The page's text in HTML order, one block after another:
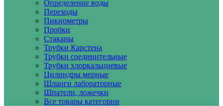
Определение воды
Переходы
Пикнометры
Пробки
Стаканы
Трубки Карстена
Трубки соединительные
Трубки хлоркальциевые
Цилиндры мерные
Шланги лабораторные
Шпатели, ложечки
Все товары категории